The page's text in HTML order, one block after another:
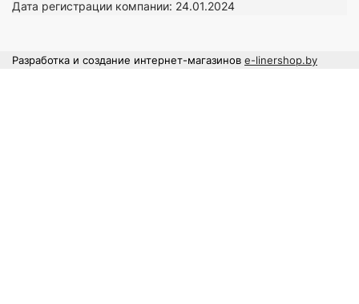
Дата регистрации компании: 24.01.2024
Разработка и создание интернет-магазинов e-linershop.by